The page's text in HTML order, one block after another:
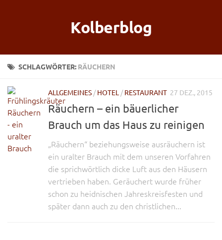
Kolberblog
SCHLAGWÖRTER: RÄUCHERN
ALLGEMEINES /HOTEL /RESTAURANT 27 DEZ., 2015
Räuchern – ein bäuerlicher
Brauch um das Haus zu reinigen
„Räuchern“ beziehungsweise ausräuchern ist
ein uralter Brauch mit dem unseren Vorfahren
die sprichwörtlich dicke Luft aus den Häusern
vertrieben haben. Geräuchert wurde früher
schon zu heidnischen Jahreskreisfesten und
später dann auch zu den christlichen...